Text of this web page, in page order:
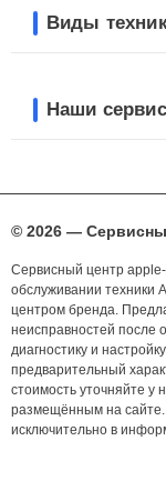
Виды
Наши
© 2026 —
Сервисный центр
обслуживании техники
центром бренда.
неисправностей после
диагностику и
предварительный
стоимость уточняйте
размещённым на
исключительно в